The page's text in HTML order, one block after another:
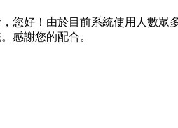
您好！由於目前系統使用人數眾
感謝您的配合。